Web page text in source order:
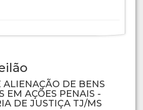
ALIENAÇÃO DE BENS
EM AÇÕES PENAIS -
DE JUSTIÇA TJ/MS